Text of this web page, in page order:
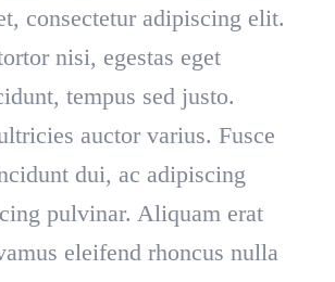
consectetur adipiscing elit.
nisi, egestas eget
tempus sed justo.
auctor varius. Fusce
dui, ac adipiscing
pulvinar. Aliquam erat
eleifend rhoncus nulla